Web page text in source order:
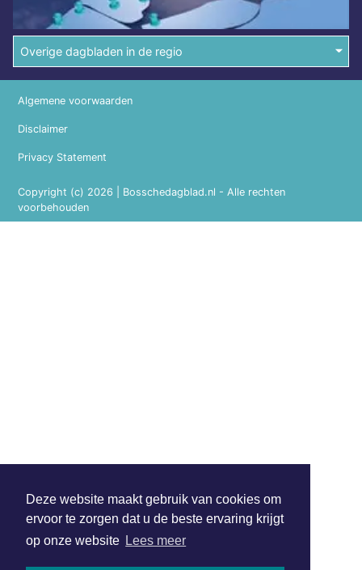
Deze website maakt gebruik van cookies om
ervoor te zorgen dat u de beste ervaring krijgt
op onze website Lees meer
Overige dagbladen in de regio
Copyright (c) 2026 | Bosschedagblad.nl - Alle rechten
voorbehouden
Algemene voorwaarden
Disclaimer
Privacy Statement